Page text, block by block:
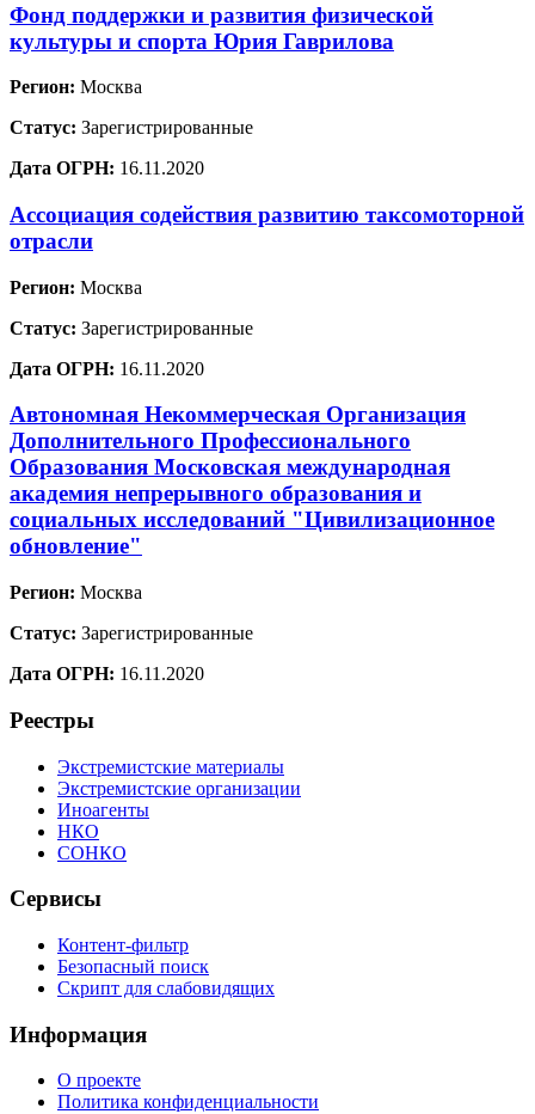
Фонд поддержки и развития физической
культуры и спорта Юрия Гаврилова
Регион: Москва
Статус: Зарегистрированные
Дата ОГРН: 16.11.2020
Ассоциация содействия развитию таксомоторной
отрасли
Регион: Москва
Статус: Зарегистрированные
Дата ОГРН: 16.11.2020
Автономная Некоммерческая Организация
Дополнительного Профессионального
Образования Московская международная
академия непрерывного образования и
социальных исследований "Цивилизационное
обновление"
Регион: Москва
Статус: Зарегистрированные
Дата ОГРН: 16.11.2020
Реестры
Экстремистские материалы
Экстремистские организации
Иноагенты
НКО
СОНКО
Сервисы
Контент-фильтр
Безопасный поиск
Скрипт для слабовидящих
Информация
О проекте
Политика конфиденциальности